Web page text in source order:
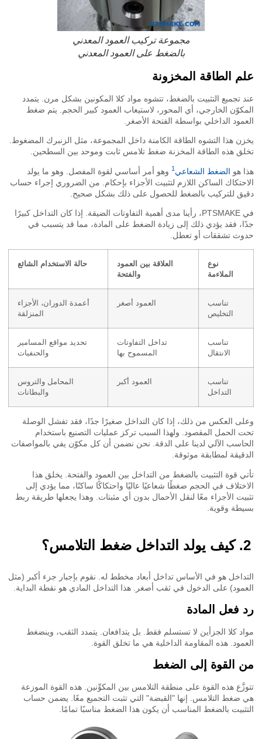
مجموعة تركيب العمود المعدني
بالضغط على العمود المعدني
الطاقة المخزونة
تجميع التثبيت بالضغط، تتشوه مواد كلا المكونين بشكل مرن. يتمدد
الخارجي، أي المحور، لاستيعاب العمود كبير الحجم. يتم ضغط
الداخلي بواسطة الفتحة الأصغر.
هذا التشوه الطاقة الكامنة داخل المجموعة، مثل الزنبرك المضغوط.
هذه الطاقة المخزنة ضغط تلامس ثابت وموحد بين السطحين.
هوالضغط الشعاعي وهو أمر أساسي لقوة المفصل. وهو ما يولد
الساكن اللازم لتثبيت الأجزاء بإحكام. من الضروري إجراء حساب
للتركيب بالضغط للحصول على ذلك بشكل صحيح.
في PTSMAKE، رأينا مدى أهمية التفاوتات الضيقة. إذا كان التداخل كبيرًا
فقد يؤدي ذلك إلى زيادة الضغط على المادة، مما قد يتسبب في
تشققات أو تعطل.
الملاءمة
العلاقة بين العمود
والفتحة
حالة الاستخدام الشائع
تناسب
التخليص
العمود أصغر
أعمدة الدوران، الأجزاء
المنزلقة
تناسب
الانتقال
تداخل التفاوتات
المسموح بها
تحديد مواقع المسامير
والحنفيات
تناسب
التداخل
العمود أكبر
المحامل والتروس
والبطانات
العكس من ذلك، إذا كان التداخل صغيرًا جدًا، فقد تفشل الوصلة
الحمل المقصود. ولهذا السبب تركز عمليات التصنيع باستخدام
الآلي لدينا على الدقة. نحن نضمن أن كل مكوّن يفي بالمواصفات
لمطابقة موثوقة.
قوة التثبيت بالضغط من التداخل بين العمود والفتحة. يخلق هذا
في الحجم ضغطًا شعاعيًا عاليًا واحتكاكًا ساكنًا، مما يؤدي إلى
الأجزاء معًا لنقل الأحمال بدون أي مثبتات. وهذا يجعلها طريقة ربط
وقوية.
كيف يولد التداخل ضغط التلامس؟
هو في الأساس تداخل أبعاد مخطط له. نقوم بإجبار جزء أكبر (مثل
على الدخول في ثقب أصغر. هذا التداخل المادي هو نقطة البداية.
فعل المادة
كلا الجزأين لا تستسلم فقط. بل يتدافعان. يتمدد الثقب، وينضغط
هذه المقاومة الداخلية هي ما تخلق القوة.
القوة إلى الضغط
هذه القوة على منطقة التلامس بين المكوِّنين. هذه القوة الموزعة
ضغط التلامس. إنها "القبضة" التي تثبت التجميع معًا. يضمن حساب
بالضغط المناسب أن يكون هذا الضغط مناسبًا تمامًا.